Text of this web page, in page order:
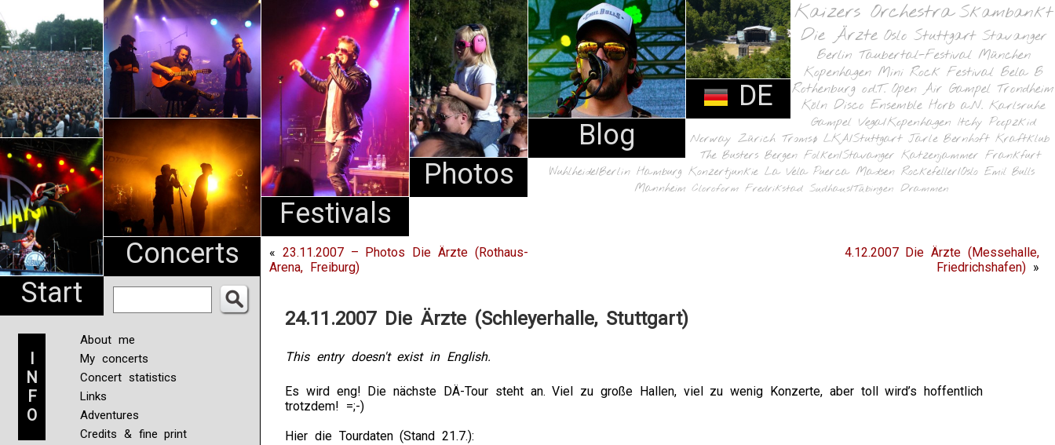
Start
Concerts
Festivals
Photos
Blog
DE
Pharma
NL
Kaizers Orchestra Skambankt
Die Ärzte Oslo Stuttgart Stavanger
Berlin Taubertal-Festival München
Kopenhagen Mini Rock Festival Bela B
Rothenburg o.d.T. Open Air Gampel Trondheim
Köln Disco Ensemble Horb a.N. Karlsruhe
Gampel Vega/Kopenhagen Itchy Poopzkid
Norway Zürich Tromsø LKA/Stuttgart Jarle Bernhoft Kraftklub
The Busters Bergen Folken/Stavanger Katzenjammer Frankfurt
Wuhlheide/Berlin Hamburg Konzertjunkie La Vela Puerca Madsen Rockefeller/Oslo Emil Bulls
Mannheim Cloroform Fredrikstad Sudhaus/Tübingen Drammen
I
N
F
O
About me
My concerts
Concert statistics
Links
Adventures
Credits & fine print
« 23.11.2007 – Photos Die Ärzte (Rothaus-
Arena, Freiburg)
4.12.2007 Die Ärzte (Messehalle,
Friedrichshafen) »
24.11.2007 Die Ärzte (Schleyerhalle, Stuttgart)
This entry doesn't exist in English.
Es wird eng! Die nächste DÄ-Tour steht an. Viel zu große Hallen, viel zu wenig Konzerte, aber toll wird’s hoffentlich
trotzdem! =;-)
Hier die Tourdaten (Stand 21.7.):